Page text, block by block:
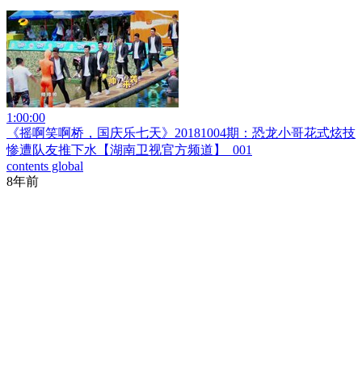
1:00:00
《摇啊笑啊桥，国庆乐七天》20181004期：恐龙小哥花式炫技
惨遭队友推下水【湖南卫视官方频道】_001
contents global
8年前